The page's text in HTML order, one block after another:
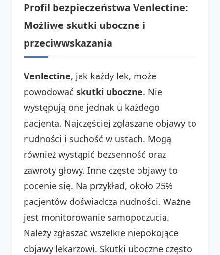
Profil bezpieczeństwa Venlectine:
Możliwe skutki uboczne i
przeciwwskazania
Venlectine, jak każdy lek, może
powodować skutki uboczne. Nie
występują one jednak u każdego
pacjenta. Najczęściej zgłaszane objawy to
nudności i suchość w ustach. Mogą
również wystąpić bezsenność oraz
zawroty głowy. Inne częste objawy to
pocenie się. Na przykład, około 25%
pacjentów doświadcza nudności. Ważne
jest monitorowanie samopoczucia.
Należy zgłaszać wszelkie niepokojące
objawy lekarzowi. Skutki uboczne często